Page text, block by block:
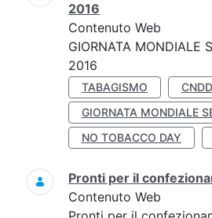
2016
Contenuto Web
GIORNATA MONDIALE
2016
TABAGISMO
CNDD
GIORNATA MONDIALE
NO TOBACCO DAY
Pronti per il
Contenuto Web